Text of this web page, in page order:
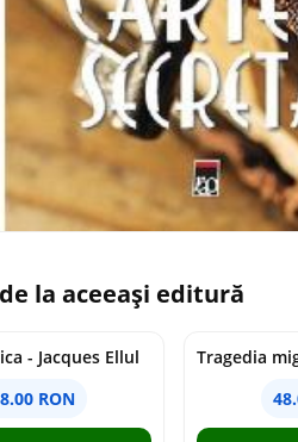
la aceeași editură
- Jacques Ellul
RON